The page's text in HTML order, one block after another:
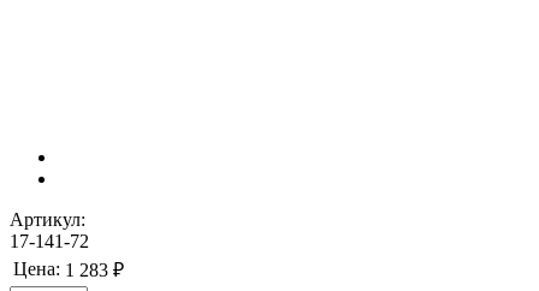
Артикул:
17-141-72
Цена: 1 283 ₽